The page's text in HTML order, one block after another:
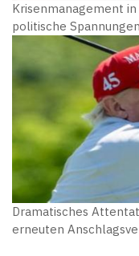
Krisenmanagement
politische
Dramatisches
erneuten